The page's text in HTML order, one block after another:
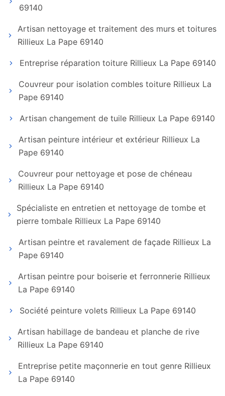
69140
Artisan nettoyage et traitement des murs et toitures
Rillieux La Pape 69140
Entreprise réparation toiture Rillieux La Pape 69140
Couvreur pour isolation combles toiture Rillieux La
Pape 69140
Artisan changement de tuile Rillieux La Pape 69140
Artisan peinture intérieur et extérieur Rillieux La
Pape 69140
Couvreur pour nettoyage et pose de chéneau
Rillieux La Pape 69140
Spécialiste en entretien et nettoyage de tombe et
pierre tombale Rillieux La Pape 69140
Artisan peintre et ravalement de façade Rillieux La
Pape 69140
Artisan peintre pour boiserie et ferronnerie Rillieux
La Pape 69140
Société peinture volets Rillieux La Pape 69140
Artisan habillage de bandeau et planche de rive
Rillieux La Pape 69140
Entreprise petite maçonnerie en tout genre Rillieux
La Pape 69140